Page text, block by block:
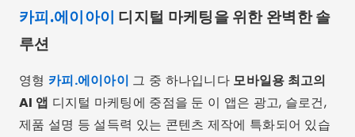
카피.에이아이 디지털 마케팅을 위한 완벽한 솔
루션
영형 카피.에이아이 그 중 하나입니다 모바일용 최고의
AI 앱 디지털 마케팅에 중점을 둔 이 앱은 광고, 슬로건,
제품 설명 등 설득력 있는 콘텐츠 제작에 특화되어 있습